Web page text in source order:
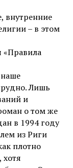
внутренние
– в этом
«Правила
Лишь
и
о том же
в 1994 году
из Риги
плотно